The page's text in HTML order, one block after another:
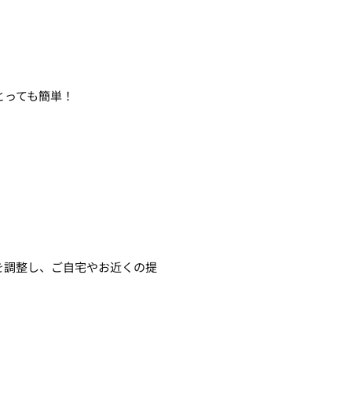
ても簡単！
整し、ご自宅やお近くの提